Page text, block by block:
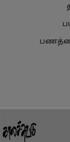
Copyright